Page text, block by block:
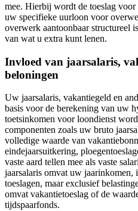
mee. Hierbij wordt de toeslag
uw specifieke uurloon voor
overwerk aantoonbaar structureel
van wat u extra kunt lenen.
Invloed van jaarsalaris,
beloningen
Uw jaarsalaris, vakantiegeld en
basis voor de berekening van uw
toetsinkomen voor loondienst
componenten zoals uw bruto
volledige waarde van
eindejaarsuitkering,
vaste aard tellen mee als vaste
jaarsalaris omvat uw jaarinkomen,
toeslagen, maar exclusief
omvat vakantietoeslag of de
tijdspaarfonds.